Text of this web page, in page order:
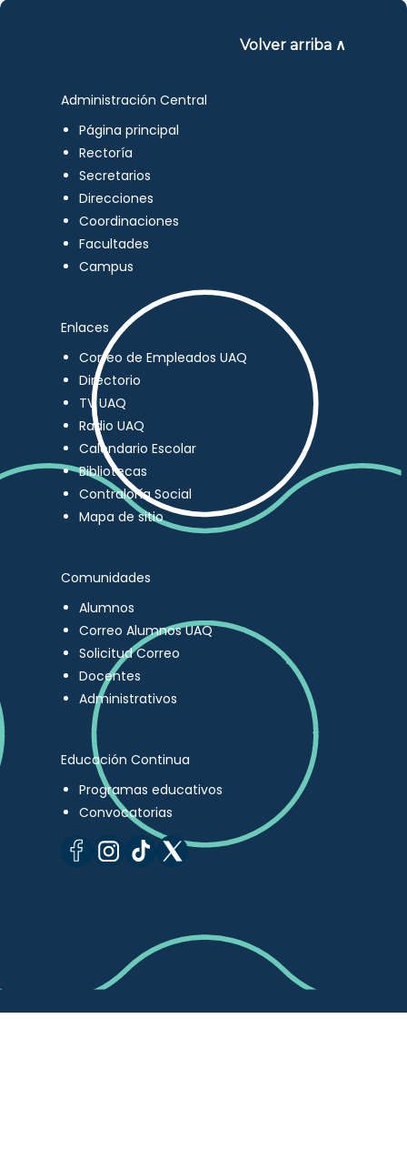
Volver arriba ∧
Administración Central
Página principal
Rectoría
Secretarios
Direcciones
Coordinaciones
Facultades
Campus
Enlaces
Correo de Empleados UAQ
Directorio
TV UAQ
Radio UAQ
Calendario Escolar
Bibliotecas
Contraloría Social
Mapa de sitio
Comunidades
Alumnos
Correo Alumnos UAQ
Solicitud Correo
Docentes
Administrativos
Educación Continua
Programas educativos
Convocatorias